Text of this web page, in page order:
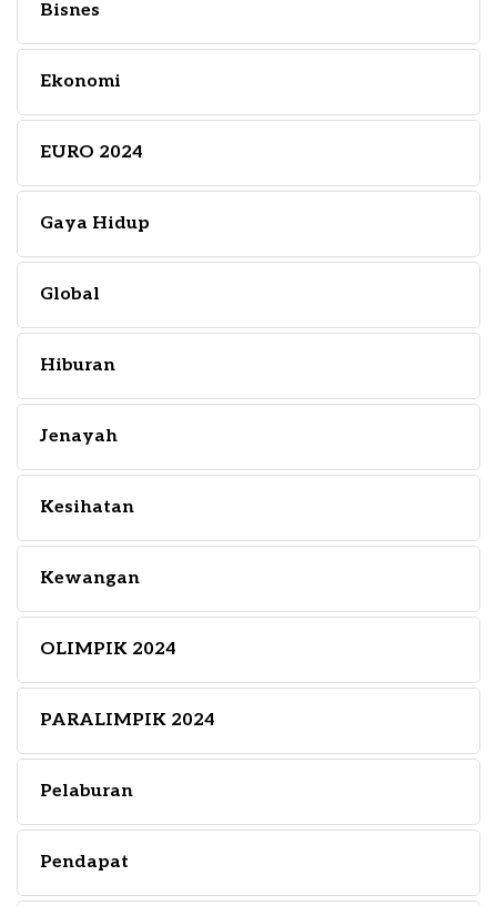
Bisnes
Ekonomi
EURO 2024
Gaya Hidup
Global
Hiburan
Jenayah
Kesihatan
Kewangan
OLIMPIK 2024
PARALIMPIK 2024
Pelaburan
Pendapat